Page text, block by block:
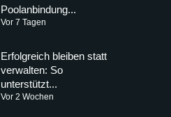
Poolanbindung...
Vor 7 Tagen
Erfolgreich bleiben statt
verwalten: So
unterstützt...
Vor 2 Wochen